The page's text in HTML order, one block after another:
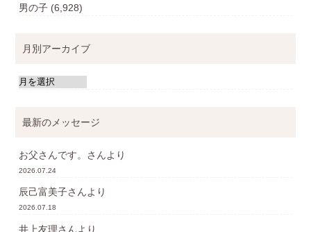
男の子 (6,928)
月別アーカイブ
最新のメッセージ
お父さんです。 さんより
2026.07.24
辰己富美子さんより
2026.07.18
井上友理さんより